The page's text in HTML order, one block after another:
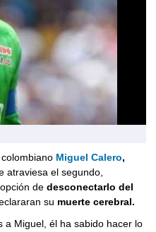
Miguel Calero,
atraviesa el segundo,
de desconectarlo del
su muerte cerebral.
a Miguel, él ha sabido hacer lo